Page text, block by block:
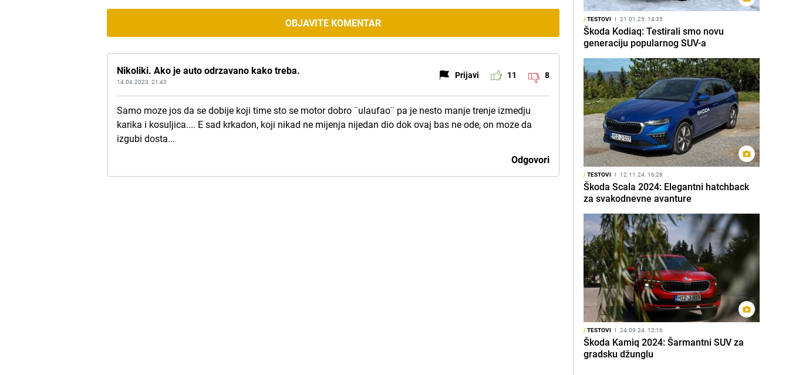
OBJAVITE KOMENTAR
Nikoliki. Ako je auto odrzavano kako treba.
14.04.2023. 21:43
Prijavi 11 8
Samo moze jos da se dobije koji time sto se motor dobro ¨ulaufao¨ pa je nesto manje trenje izmedju
karika i kosuljica.... E sad krkadon, koji nikad ne mijenja nijedan dio dok ovaj bas ne ode, on moze da
izgubi dosta...
Odgovori
/TESTOVI I 21.01.25. 14:35
Škoda Kodiaq: Testirali smo novu
generaciju popularnog SUV-a
/TESTOVI I 12.11.24. 16:28
Škoda Scala 2024: Elegantni hatchback
za svakodnevne avanture
/TESTOVI I 24.09.24. 12:16
Škoda Kamiq 2024: Šarmantni SUV za
gradsku džunglu